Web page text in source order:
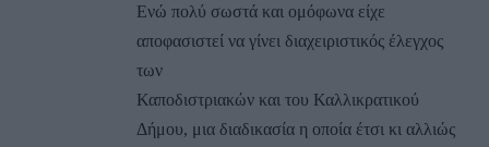
Ενώ πολύ σωστά και ομόφωνα είχε
αποφασιστεί να γίνει διαχειριστικός έλεγχος
των
Καποδιστριακών και του Καλλικρατικού
Δήμου, μια διαδικασία η οποία έτσι κι αλλιώς